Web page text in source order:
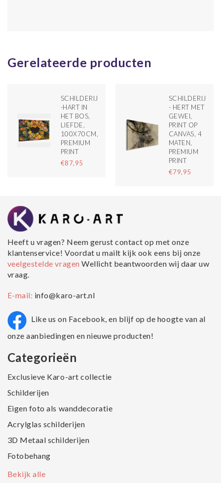
Gerelateerde producten
SCHILDERIJ
-HART IN
HET BOS,
LIEFDE,
100X70CM,
PREMIUM
PRINT
€87,95
SCHILDERIJ
- HERT MET
GEWEI,
PRINT OP
CANVAS, 4
MATEN,
PREMIUM
PRINT
€79,95
Heeft u vragen? Neem gerust contact op met onze
klantenservice! Voordat u mailt kijk ook eens bij onze
veelgestelde vragenWellicht beantwoorden wij daar uw
vraag.
E-mail: info@karo-art.nl
Like us on Facebook, en blijf op de hoogte van al
onze aanbiedingen en nieuwe producten!
Categorieën
Exclusieve Karo-art collectie
Schilderijen
Eigen foto als wanddecoratie
Acrylglas schilderijen
3D Metaal schilderijen
Fotobehang
Bekijk alle